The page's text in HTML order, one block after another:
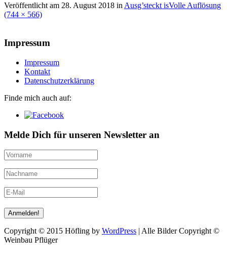
Veröffentlicht am 28. August 2018 in Ausg’steckt isVolle Auflösung
(744 × 566)
Impressum
Impressum
Kontakt
Datenschutzerklärung
Finde mich auch auf:
Melde Dich für unseren Newsletter an
Copyright © 2015 Höfling by WordPress | Alle Bilder Copyright ©
Weinbau Pflüger